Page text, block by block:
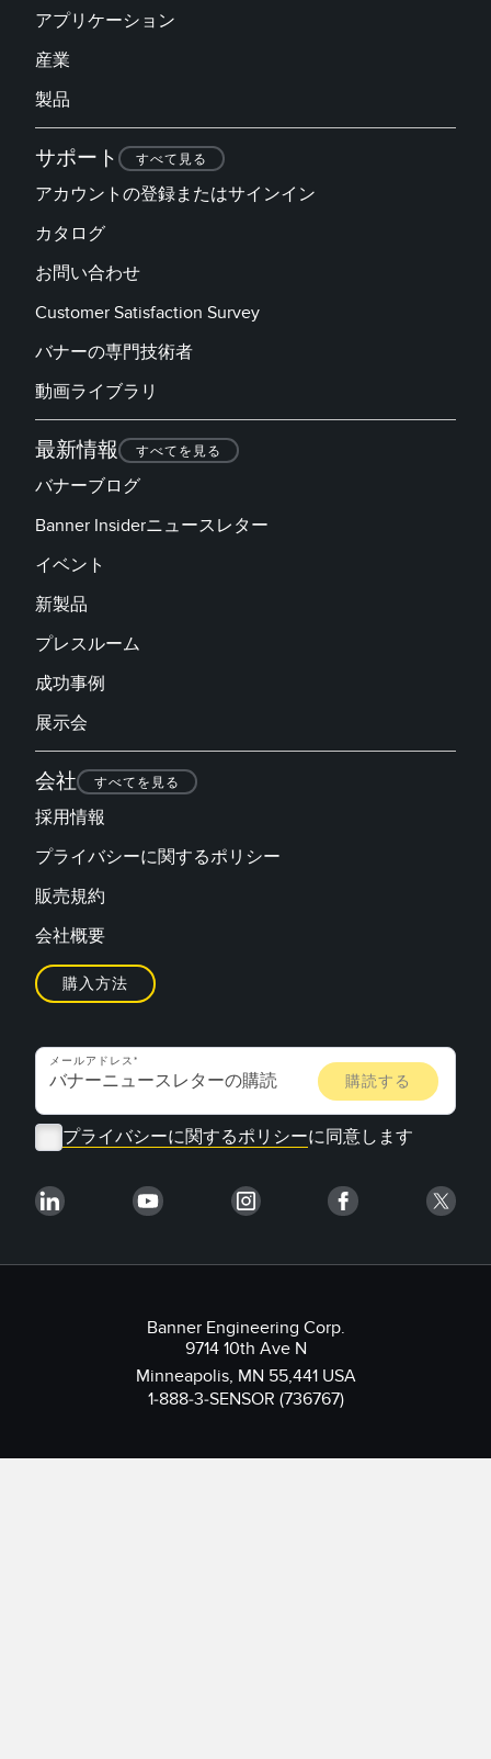
アプリケーション
産業
製品
サポート すべて見る
アカウントの登録またはサインイン
カタログ
お問い合わせ
Customer Satisfaction Survey
バナーの専門技術者
動画ライブラリ
最新情報 すべてを見る
バナーブログ
Banner Insiderニュースレター
イベント
新製品
プレスルーム
成功事例
展示会
会社 すべてを見る
採用情報
プライバシーに関するポリシー
販売規約
会社概要
購入方法
メールアドレス
プライバシーに関するポリシーに同意します
Banner Engineering Corp.
9714 10th Ave N
Minneapolis, MN 55,441 USA
1-888-3-SENSOR (736767)